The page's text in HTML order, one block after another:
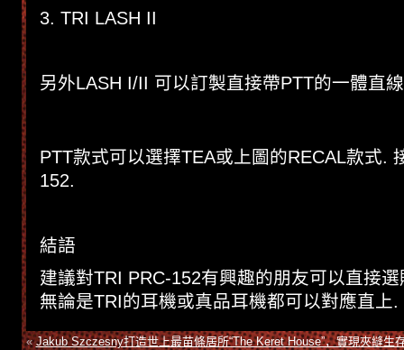
3. TRI LASH II
另外LASH I/II 可以訂製直接帶PTT的一體直
PTT款式可以選擇TEA或上圖的RECAL款式.
152.
結語
建議對TRI PRC-152有興趣的朋友可以直接
無論是TRI的耳機或真品耳機都可以對應直上.
«Jakub Szczesny打造世上最苗條居所“The Keret House”，實現夾縫生